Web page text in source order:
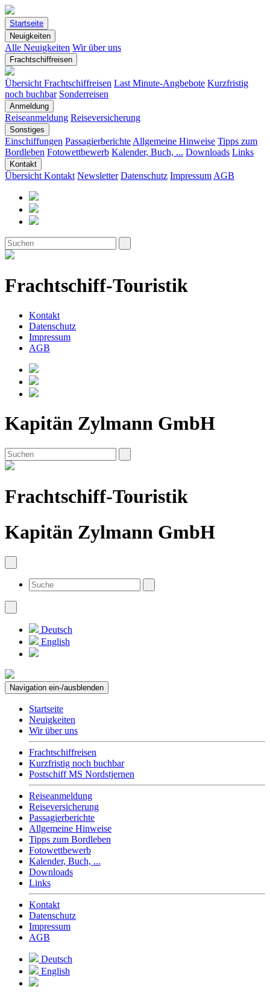
Startseite
Neuigkeiten
Alle Neuigkeiten Wir über uns
Frachtschiffreisen
Übersicht Frachtschiffreisen Last Minute-Angbebote Kurzfristig
noch buchbar Sonderreisen
Anmeldung
Reiseanmeldung Reiseversicherung
Sonstiges
Einschiffungen Passagierberichte Allgemeine Hinweise Tipps zum
Bordleben Fotowettbewerb Kalender, Buch, ... Downloads Links
Kontakt
Übersicht Kontakt Newsletter Datenschutz Impressum AGB
Frachtschiff-Touristik
Kontakt
Datenschutz
Impressum
AGB
Kapitän Zylmann GmbH
Frachtschiff-Touristik
Kapitän Zylmann GmbH
Deutsch
English
Navigation ein-/ausblenden
Startseite
Neuigkeiten
Wir über uns
Frachtschiffreisen
Kurzfristig noch buchbar
Postschiff MS Nordstjernen
Reiseanmeldung
Reiseversicherung
Passagierberichte
Allgemeine Hinweise
Tipps zum Bordleben
Fotowettbewerb
Kalender, Buch, ...
Downloads
Links
Kontakt
Datenschutz
Impressum
AGB
Deutsch
English